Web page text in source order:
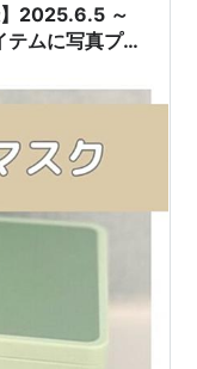
】2025.6.5 ～
ムに写真プリ